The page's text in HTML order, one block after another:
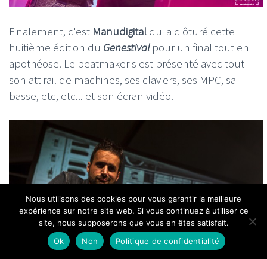
Finalement, c'est Manudigital qui a clôturé cette
huitième édition du Genestivalpour un final tout en
apothéose. Le beatmaker s'est présenté avec tout
son attirail de machines, ses claviers, ses MPC, sa
basse, etc, etc... et son écran vidéo.
Nous utilisons des cookies pour vous garantir la meilleure
expérience sur notre site web. Si vous continuez à utiliser ce
site, nous supposerons que vous en êtes satisfait.
Ok
Non Politique de confidentialité